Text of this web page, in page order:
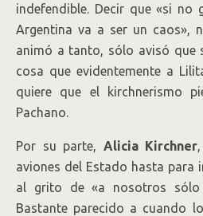
indefendible. Decir que «si no
Argentina va a ser un caos»,
animó a tanto, sólo avisó que
cosa que evidentemente a
quiere que el kirchnerismo
Pachano.
Por su parte, Alicia Kirchner
aviones del Estado hasta para
al grito de «a nosotros sólo
Bastante parecido a cuando